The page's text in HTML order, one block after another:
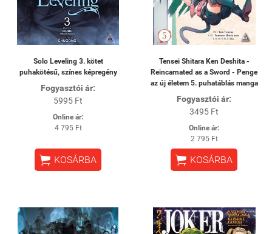
Solo Leveling 3. kötet
puhakötésű, színes képregény
Fogyasztói ár:
5995 Ft
Online ár:
4 795 Ft
 KOSÁRBA
Tensei Shitara Ken Deshita -
Reincarnated as a Sword - Penge
az új életem 5. puhatáblás manga
Fogyasztói ár:
3495 Ft
Online ár:
2 795 Ft
 KOSÁRBA